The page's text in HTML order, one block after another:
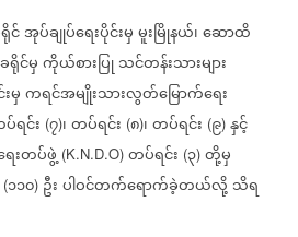
င်အုပ်ချုပ်ရေးပိုင်းမှမူးမြိုနယ်၊ဆောထိ
ခရိုင်မှကိုယ်စားပြုသင်တန်းသားများ
မှကရင်အမျိုးသားလွတ်မြောက်ရေး
ရင်း (၇)၊တပ်ရင်း (၈)၊တပ်ရင်း (၉) နှင့်
းတပ်ဖွဲ့ (K.N.D.O) တပ်ရင်း (၃) တို့မှ
(၁၁၀) ဦးပါဝင်တက်ရောက်ခဲ့တယ်လို့သိရ